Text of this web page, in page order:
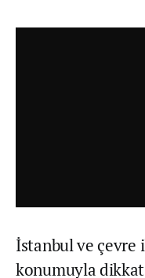
İstanbul ve çevre
konumuyla